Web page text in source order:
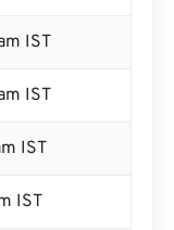
IST
IST
IST
IST